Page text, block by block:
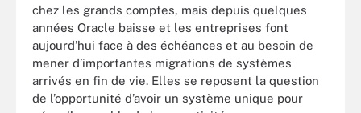
chez les grands comptes, mais depuis quelques
années Oracle baisse et les entreprises font
aujourd’hui face à des échéances et au besoin de
mener d’importantes migrations de systèmes
arrivés en fin de vie. Elles se reposent la question
de l’opportunité d’avoir un système unique pour